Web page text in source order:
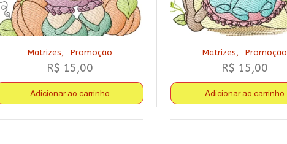
Matrizes, Promoção
R$ 15,00
Adicionar ao carrinho
Matrizes, Promoção
R$ 15,00
Adicionar ao carrinho